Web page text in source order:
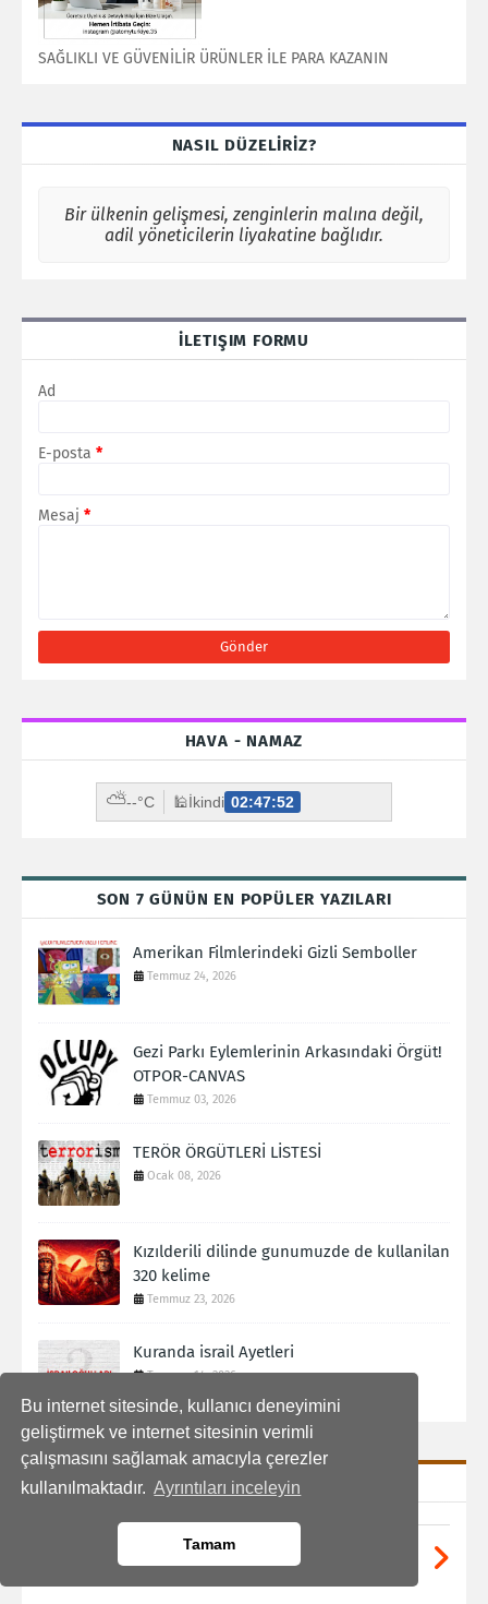
Bu internet sitesinde, kullanıcı deneyimini
geliştirmek ve internet sitesinin verimli
çalışmasını sağlamak amacıyla çerezler
kullanılmaktadır. Ayrıntıları inceleyin
Tamam
SAĞLIKLI VE GÜVENİLİR ÜRÜNLER İLE PARA KAZANIN
NASIL DÜZELİRİZ?
Bir ülkenin gelişmesi, zenginlerin malına değil,
adil yöneticilerin liyakatine bağlıdır.
İLETIŞIM FORMU
Ad
E-posta *
Mesaj *
HAVA - NAMAZ
⛅--°C 🕌İkindi 02:47:51
SON 7 GÜNÜN EN POPÜLER YAZILARI
Amerikan Filmlerindeki Gizli Semboller
Temmuz 24, 2026
Gezi Parkı Eylemlerinin Arkasındaki Örgüt!
OTPOR-CANVAS
Temmuz 03, 2026
TERÖR ÖRGÜTLERİ LİSTESİ
Ocak 08, 2026
Kızılderili dilinde gunumuzde de kullanilan
320 kelime
Temmuz 23, 2026
Kuranda israil Ayetleri
Temmuz 14, 2026
SON YORUMLAR
Bu kitabı okumuştum ve bayağı ilgimi
çekmişti. Yaz ...